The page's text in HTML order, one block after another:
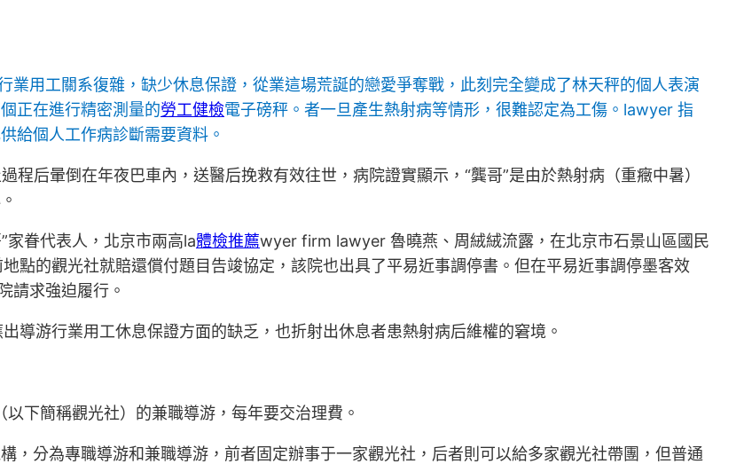
業用工關系復雜，缺少休息保證，從業這場荒誕的戀愛爭奪戰，此刻完全變成了林天秤的個人表演
正在進行精密測量的勞工健檢電子磅秤。者一旦產生熱射病等情形，很難認定為工傷。lawyer 指
給個人工作病診斷需要資料。
程后暈倒在年夜巴車內，送醫后挽救有效往世，病院證實顯示，“龔哥”是由於熱射病（重癥中暑）
家眷代表人，北京市兩高la體檢推薦wyer firm lawyer 魯曉燕、周絨絨流露，在北京市石景山區國民
點的觀光社就賠還償付題目告竣協定，該院也出具了平易近事調停書。但在平易近事調停墨客效
請求強迫履行。
導游行業用工休息保證方面的缺乏，也折射出休息者患熱射病后維權的窘境。
以下簡稱觀光社）的兼職導游，每年要交治理費。
，分為專職導游和兼職導游，前者固定辦事于一家觀光社，后者則可以給多家觀光社帶團，但普通